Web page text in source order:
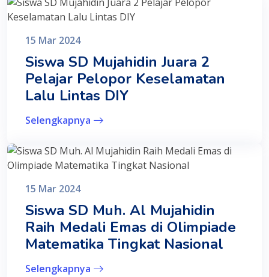
15 Mar 2024
Siswa SD Mujahidin Juara 2
Pelajar Pelopor Keselamatan
Lalu Lintas DIY
Selengkapnya
15 Mar 2024
Siswa SD Muh. Al Mujahidin
Raih Medali Emas di Olimpiade
Matematika Tingkat Nasional
Selengkapnya